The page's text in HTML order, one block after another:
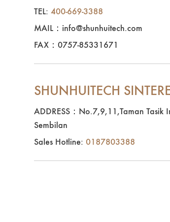
TEL: 400-669-3388
MAIL：info@shunhuitech.com
FAX：0757-85331671
SHUNHUITECH
ADDRESS：No.7,9,11,Taman
Sembilan
Sales Hotline: 0187803388